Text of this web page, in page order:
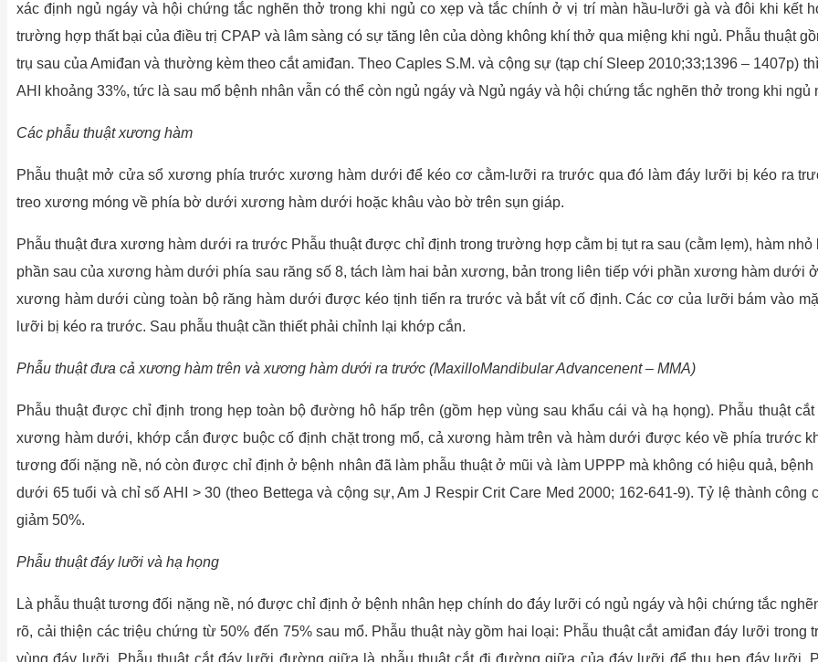
xác định ngủ ngáy và hội chứng tắc nghẽn thở trong khi ngủ co xẹp và tắc chính ở vị trí màn hầu-lưỡi gà và đôi khi kết
trường hợp thất bại của điều trị CPAP và lâm sàng có sự tăng lên của dòng không khí thở qua miệng khi ngủ. Phẫu thuật
trụ sau của Amiđan và thường kèm theo cắt amiđan. Theo Caples S.M. và cộng sự (tạp chí Sleep 2010;33;1396 – 1407p)
AHI khoảng 33%, tức là sau mổ bệnh nhân vẫn có thể còn ngủ ngáy và Ngủ ngáy và hội chứng tắc nghẽn thở trong khi
Các phẫu thuật xương hàm
Phẫu thuật mở cửa sổ xương phía trước xương hàm dưới để kéo cơ cằm-lưỡi ra trước qua đó làm đáy lưỡi bị kéo ra
treo xương móng về phía bờ dưới xương hàm dưới hoặc khâu vào bờ trên sụn giáp.
Phẫu thuật đưa xương hàm dưới ra trước Phẫu thuật được chỉ định trong trường hợp cằm bị tụt ra sau (cằm lẹm), hàm
phần sau của xương hàm dưới phía sau răng số 8, tách làm hai bản xương, bản trong liên tiếp với phần xương hàm dưới
xương hàm dưới cùng toàn bộ răng hàm dưới được kéo tịnh tiến ra trước và bắt vít cố định. Các cơ của lưỡi bám vào
lưỡi bị kéo ra trước. Sau phẫu thuật cần thiết phải chỉnh lại khớp cắn.
Phẫu thuật đưa cả xương hàm trên và xương hàm dưới ra trước (MaxilloMandibular Advancenent – MMA)
Phẫu thuật được chỉ định trong hẹp toàn bộ đường hô hấp trên (gồm hẹp vùng sau khẩu cái và hạ họng). Phẫu thuật
xương hàm dưới, khớp cắn được buộc cố định chặt trong mổ, cả xương hàm trên và hàm dưới được kéo về phía trước
tương đối nặng nề, nó còn được chỉ định ở bệnh nhân đã làm phẫu thuật ở mũi và làm UPPP mà không có hiệu quả,
dưới 65 tuổi và chỉ số AHI > 30 (theo Bettega và cộng sự, Am J Respir Crit Care Med 2000; 162-641-9). Tỷ lệ thành công
giảm 50%.
Phẫu thuật đáy lưỡi và hạ họng
Là phẫu thuật tương đối nặng nề, nó được chỉ định ở bệnh nhân hẹp chính do đáy lưỡi có ngủ ngáy và hội chứng tắc
rõ, cải thiện các triệu chứng từ 50% đến 75% sau mổ. Phẫu thuật này gồm hai loại: Phẫu thuật cắt amiđan đáy lưỡi